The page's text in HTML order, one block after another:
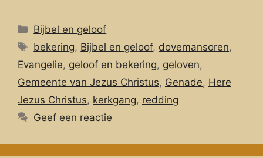
Categorieën
Bijbel en geloof
Tags
bekering, Bijbel en geloof, dovemansoren,
Evangelie, geloof en bekering, geloven,
Gemeente van Jezus Christus, Genade, Here
Jezus Christus, kerkgang, redding
Geef een reactie